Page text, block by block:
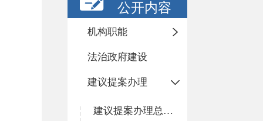
公开内容
机构职能
法治政府建设
建议提案办理
建议提案办理总体情况